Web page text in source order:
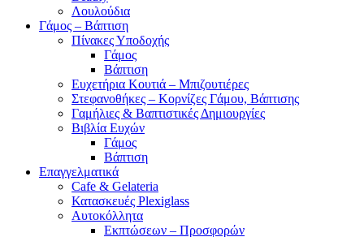
Λουλούδια
Γάμος – Βάπτιση
Πίνακες Υποδοχής
Γάμος
Βάπτιση
Ευχετήρια Κουτιά – Μπιζουτιέρες
Στεφανοθήκες – Κορνίζες Γάμου, Βάπτισης
Γαμήλιες & Βαπτιστικές Δημιουργίες
Βιβλία Ευχών
Γάμος
Βάπτιση
Επαγγελματικά
Cafe & Gelateria
Κατασκευές Plexiglass
Αυτοκόλλητα
Εκπτώσεων – Προσφορών